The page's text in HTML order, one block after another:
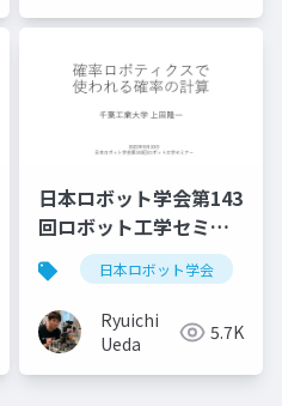
日本ロボット学会第143
回ロボット工学セミナ
ー
日本ロボット学会
Ryuichi
Ueda
5.7K